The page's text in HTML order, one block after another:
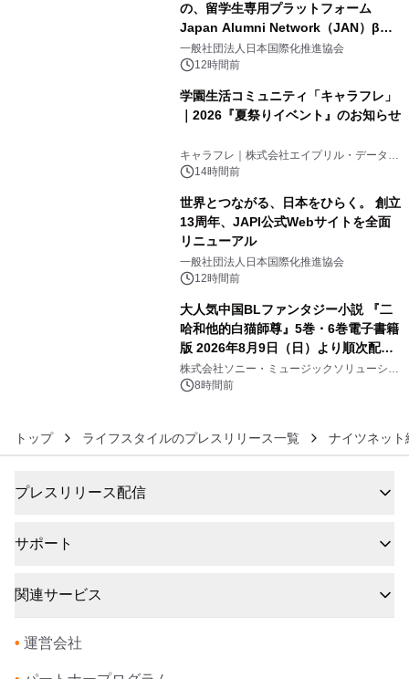
の、留学生専用プラットフォーム
Japan Alumni Network（JAN）β版
をリリース
一般社団法人日本国際化推進協会
12時間前
学園生活コミュニティ「キャラフレ」
｜2026『夏祭りイベント』のお知らせ
キャラフレ｜株式会社エイプリル・データ・
デザインズ
14時間前
世界とつながる、日本をひらく。 創立
13周年、JAPI公式Webサイトを全面
リニューアル
一般社団法人日本国際化推進協会
12時間前
大人気中国BLファンタジー小説 『二
哈和他的白猫師尊』5巻・6巻電子書籍
版 2026年8月9日（日）より順次配信
開始
株式会社ソニー・ミュージックソリューショ
ンズ8時間前
トップ ライフスタイルのプレスリリース一覧 ナイツネット
プレスリリース配信
サポート
関連サービス
• 運営会社